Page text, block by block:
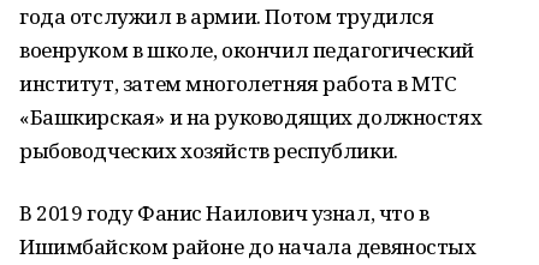
года отслужил в армии. Потом трудился
военруком в школе, окончил педагогический
институт, затем многолетняя работа в МТС
«Башкирская» и на руководящих должностях
рыбоводческих хозяйств республики.
В 2019 году Фанис Наилович узнал, что в
Ишимбайском районе до начала девяностых